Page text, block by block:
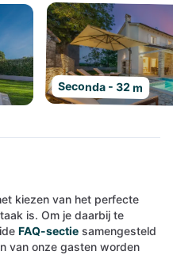
Seconda - 32 m
kiezen van het perfecte
is. Om je daarbij te
FAQ-sectie samengesteld
van onze gasten worden